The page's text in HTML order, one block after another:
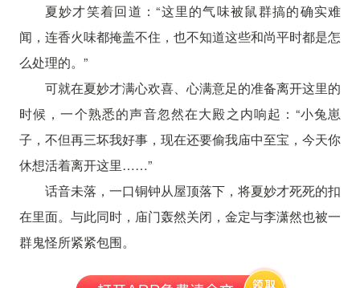
夏妙才笑着回道：“这里的气味被鼠群搞的确实难
闻，连香火味都掩盖不住，也不知道这些和尚平时都是怎
么处理的。”
可就在夏妙才满心欢喜、心满意足的准备离开这里的
时候，一个熟悉的声音忽然在大殿之内响起：“小兔崽
子，不但再三坏我好事，现在还要偷我庙中至宝，今天你
休想活着离开这里……”
话音未落，一口铜钟从屋顶落下，将夏妙才死死的扣
在里面。与此同时，庙门轰然关闭，金定与李潇然也被一
群鬼怪所紧紧包围。